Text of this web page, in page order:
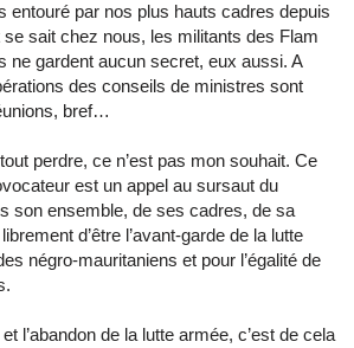
entouré par nos plus hauts cadres depuis
se sait chez nous, les militants des Flam
ne gardent aucun secret, eux aussi. A
des conseils de ministres sont
bref…
perdre, ce n’est pas mon souhait. Ce
est un appel au sursaut du
son ensemble, de ses cadres, de sa
d’être l’avant-garde de la lutte
négro-mauritaniens et pour l’égalité de
l’abandon de la lutte armée, c’est de cela